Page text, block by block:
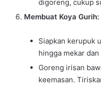
digoreng, cukup
Membuat Koya Gurih:
Siapkan kerupuk
hingga mekar
Goreng irisan
keemasan.